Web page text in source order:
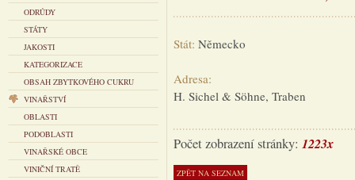
ODRŮDY
STÁTY
JAKOSTI
KATEGORIZACE
OBSAH ZBYTKOVÉHO CUKRU
VINAŘSTVÍ
OBLASTI
PODOBLASTI
VINAŘSKÉ OBCE
VINIČNÍ TRATĚ
Stát: Německo
Adresa:
H. Sichel & Söhne, Traben
Počet zobrazení stránky: 1223x